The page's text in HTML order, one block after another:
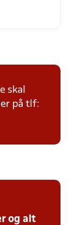
skal
på tlf:
og alt